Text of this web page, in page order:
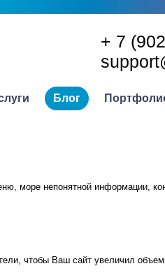
Блог
+ 7
море непонятной информации,
чтобы Ваш сайт увеличил